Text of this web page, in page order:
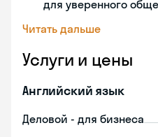
для уверенного
Читать дальше
Услуги и цены
Английский язык
Деловой - для бизнеса